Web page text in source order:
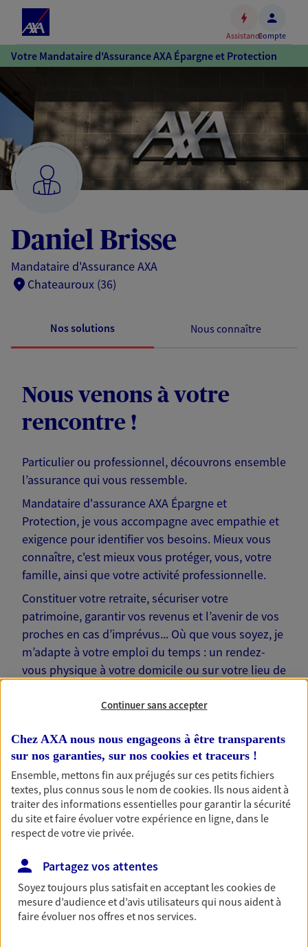
Accéder
au
Accéder
au
pied
de
page
AssistanceCompte
Votre Mandataire d'Assurance AXA Épargne et Protection
Daniel Brisse
Mandataire d'Assurance AXA
Chateauroux (36)
Nos solutions Nous connaître
Nous venons à votre
rencontre !
Particulier ou professionnel, découvrons ensemble
l’assurance qui vous ressemble.
Mandataire d'assurance AXA Épargne et
Protection, je vous accompagne avec empathie et
exigence pour identifier vos besoins. Mieux vous
connaître, c'est mieux vous protéger, vous, votre
famille, ainsi que votre activité professionnelle.
Constituer votre retraite, sécuriser votre
patrimoine, garantir vos revenus et l’avenir de vos
proches en cas d’imprévus... Où que vous soyez, je
m’adapte à votre emploi du temps : un rendez-
vous physique à votre domicile ou sur votre lieu de
Nos offres phares
Épargne
Réalisez vos projets grâce à votre épargne : achat
immobilier, études des enfants ou voyage autour
du monde… Épargnez à votre rythme et
simplement, selon votre profil.
Continuer sans accepter
Chez AXA nous nous engageons à être transparents
sur nos garanties, sur nos cookies et traceurs !
Ensemble, mettons fin aux préjugés sur ces petits fichiers
textes, plus connus sous le nom decookies. Ils nous aident à
traiter des informations essentielles pour garantir la sécurité
du site et faire évoluer votre expérience en ligne, dans le
respect de votre vie privée.
Partagez vos attentes
Soyez toujours plus satisfait en acceptant lescookiesde
mesure d’audience et d’avis utilisateurs qui nous aident à
faire évoluer nos offres et nos services.